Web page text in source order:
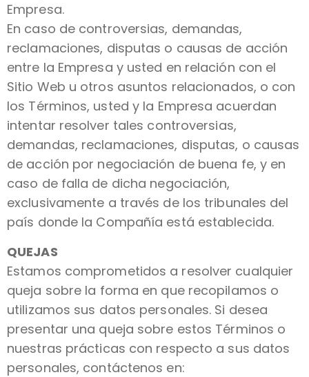
Empresa.
En caso de controversias, demandas,
reclamaciones, disputas o causas de acción
entre la Empresa y usted en relación con el
Sitio Web u otros asuntos relacionados, o con
los Términos, usted y la Empresa acuerdan
intentar resolver tales controversias,
demandas, reclamaciones, disputas, o causas
de acción por negociación de buena fe, y en
caso de falla de dicha negociación,
exclusivamente a través de los tribunales del
país donde la Compañía está establecida.
QUEJAS
Estamos comprometidos a resolver cualquier
queja sobre la forma en que recopilamos o
utilizamos sus datos personales. Si desea
presentar una queja sobre estos Términos o
nuestras prácticas con respecto a sus datos
personales, contáctenos en: